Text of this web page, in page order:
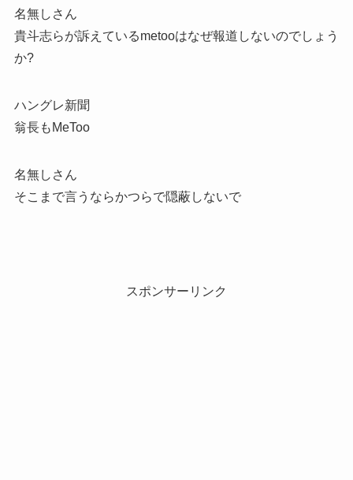
名無しさん
貴斗志らが訴えているmetooはなぜ報道しないのでしょう
か?
ハングレ新聞
翁長もMeToo
名無しさん
そこまで言うならかつらで隠蔽しないで
スポンサーリンク